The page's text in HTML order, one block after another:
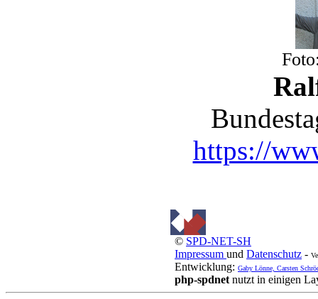
https://
© SPD-NET-SH
Impressum und Datenschutz -
Entwicklung: Gaby Lönne, Carsten
php-spdnet nutzt in einigen